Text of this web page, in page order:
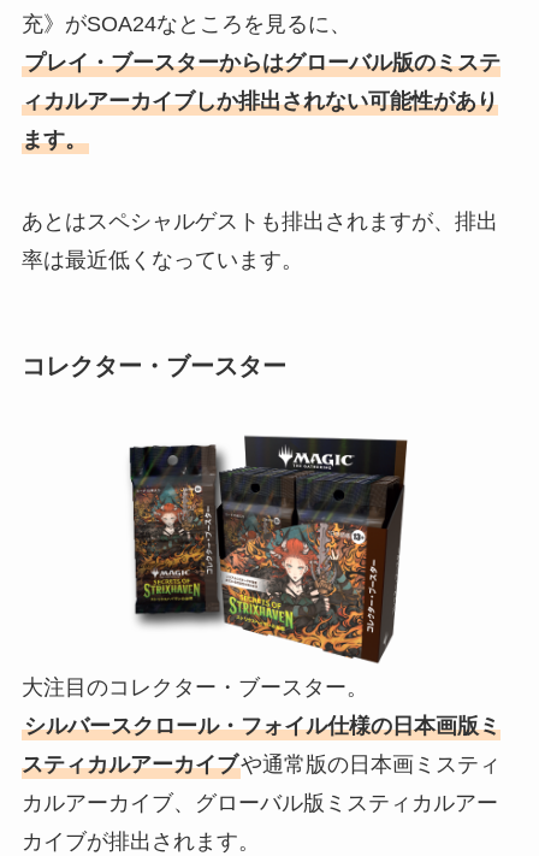
充》がSOA24なところを見るに、
プレイ・ブースターからはグローバル版のミステ
ィカルアーカイブしか排出されない可能性があり
ます。
あとはスペシャルゲストも排出されますが、排出
率は最近低くなっています。
コレクター・ブースター
大注目のコレクター・ブースター。
シルバースクロール・フォイル仕様の日本画版ミ
スティカルアーカイブや通常版の日本画ミスティ
カルアーカイブ、グローバル版ミスティカルアー
カイブが排出されます。